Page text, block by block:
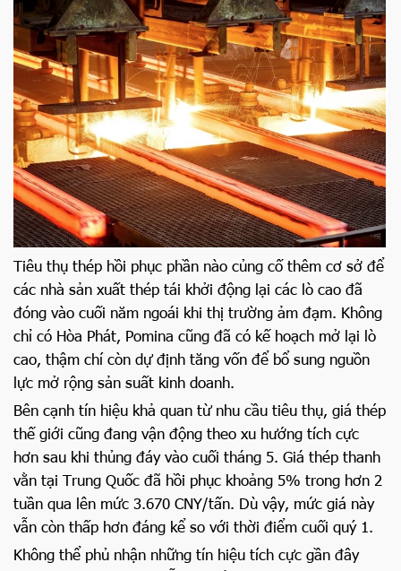
Tiêu thụ thép hồi phục phần nào củng cố thêm cơ sở để
các nhà sản xuất thép tái khởi động lại các lò cao đã
đóng vào cuối năm ngoái khi thị trường ảm đạm. Không
chỉ có Hòa Phát, Pomina cũng đã có kế hoạch mở lại lò
cao, thậm chí còn dự định tăng vốn để bổ sung nguồn
lực mở rộng sản suất kinh doanh.
Bên cạnh tín hiệu khả quan từ nhu cầu tiêu thụ, giá thép
thế giới cũng đang vận động theo xu hướng tích cực
hơn sau khi thủng đáy vào cuối tháng 5. Giá thép thanh
vằn tại Trung Quốc đã hồi phục khoảng 5% trong hơn 2
tuần qua lên mức 3.670 CNY/tấn. Dù vậy, mức giá này
vẫn còn thấp hơn đáng kể so với thời điểm cuối quý 1.
Không thể phủ nhận những tín hiệu tích cực gần đây